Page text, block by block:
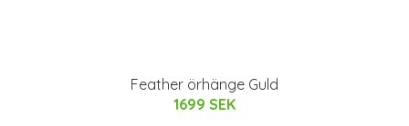
Feather örhänge Guld
1699 SEK